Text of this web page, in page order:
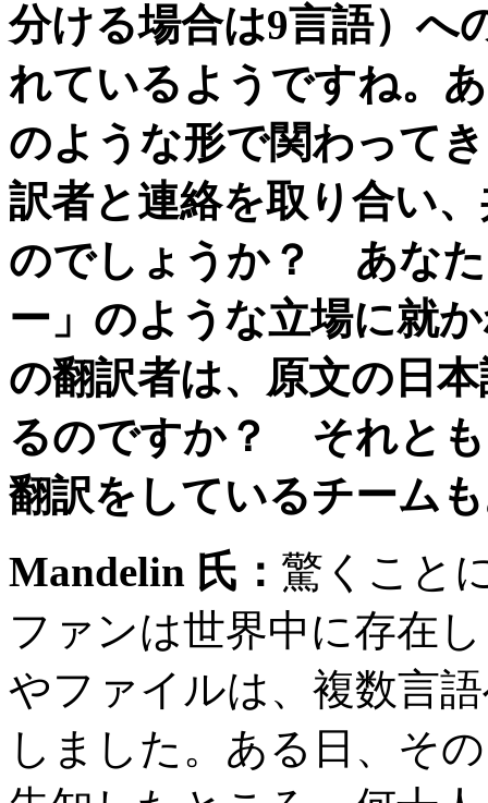
分ける場合は9言語）へ
れているようですね。
のような形で関わって
訳者と連絡を取り合い
のでしょうか？ あな
ー」のような立場に就
の翻訳者は、原文の日
るのですか？ それと
翻訳をしているチーム
Mandelin 氏： 驚くこと
ファンは世界中に存在
やファイルは、複数言
しました。ある日、そ